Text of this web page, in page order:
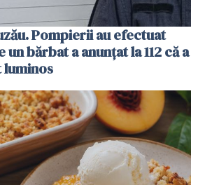
Pompierii au efectuat
bărbat a anunțat la 112 că a
luminos